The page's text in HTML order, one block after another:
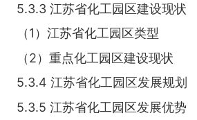
5.3.3 江苏省化工园区建设现状
（1）江苏省化工园区类型
（2）重点化工园区建设现状
5.3.4 江苏省化工园区发展规划
5.3.5 江苏省化工园区发展优势